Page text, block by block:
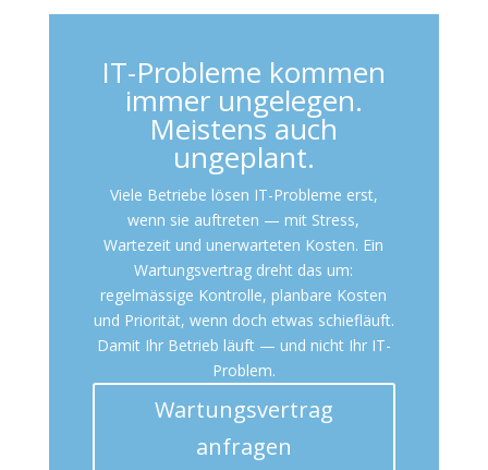
IT-Probleme kommen
immer ungelegen.
Meistens auch
ungeplant.
Viele Betriebe lösen IT-Probleme erst,
wenn sie auftreten — mit Stress,
Wartezeit und unerwarteten Kosten. Ein
Wartungsvertrag dreht das um:
regelmässige Kontrolle, planbare Kosten
und Priorität, wenn doch etwas schiefläuft.
Damit Ihr Betrieb läuft — und nicht Ihr IT-
Problem.
Wartungsvertrag
anfragen